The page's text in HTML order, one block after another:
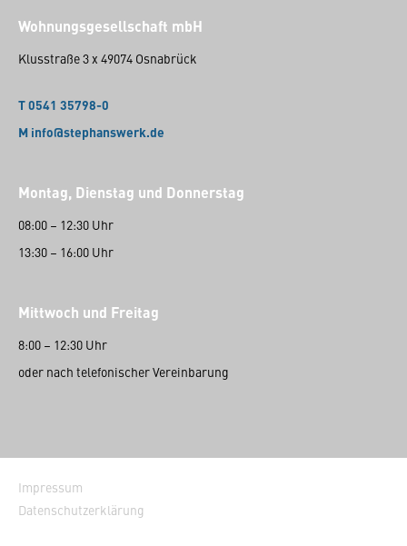
Wohnungsgesellschaft mbH
Klusstraße 3 x 49074 Osnabrück
T 0541 35798-0
M info@stephanswerk.de
Montag, Dienstag und Donnerstag
08:00 – 12:30 Uhr
13:30 – 16:00 Uhr
Mittwoch und Freitag
8:00 – 12:30 Uhr
oder nach telefonischer Vereinbarung
Impressum
Datenschutzerklärung